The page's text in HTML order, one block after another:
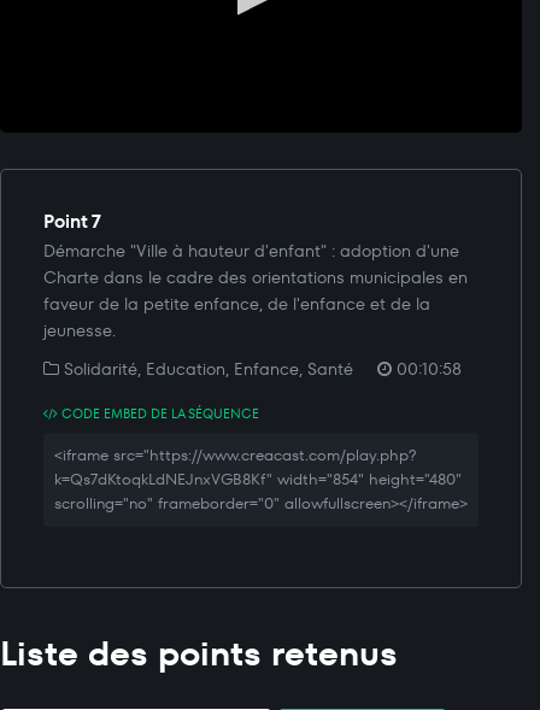
Point 7
Démarche "Ville à hauteur d'enfant" : adoption d'une
Charte dans le cadre des orientations municipales en
faveur de la petite enfance, de l'enfance et de la
jeunesse.
Solidarité, Education, Enfance, Santé
00:10:58
CODE EMBED DE LA SÉQUENCE
<iframe src="https://www.creacast.com/play.php?
k=Qs7dKtoqkLdNEJnxVGB8Kf" width="854" height="480"
scrolling="no" frameborder="0" allowfullscreen></iframe>
Liste des points retenus